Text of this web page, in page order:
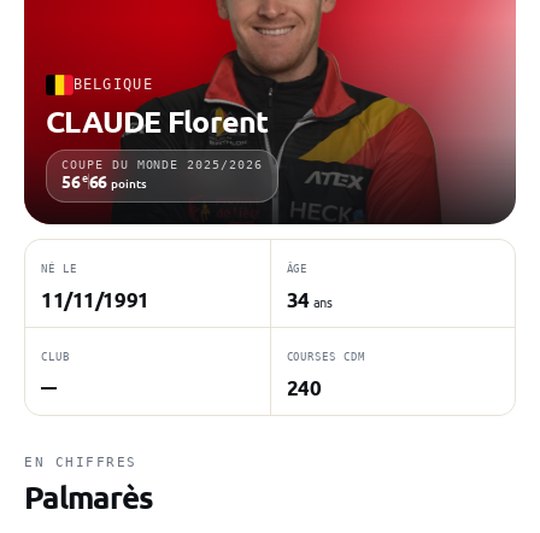
BELGIQUE
CLAUDE Florent
COUPE DU MONDE 2025/2026
56e66 points
NÉ LE
11/11/1991
ÂGE
34 ans
CLUB
—
COURSES CDM
240
EN CHIFFRES
Palmarès